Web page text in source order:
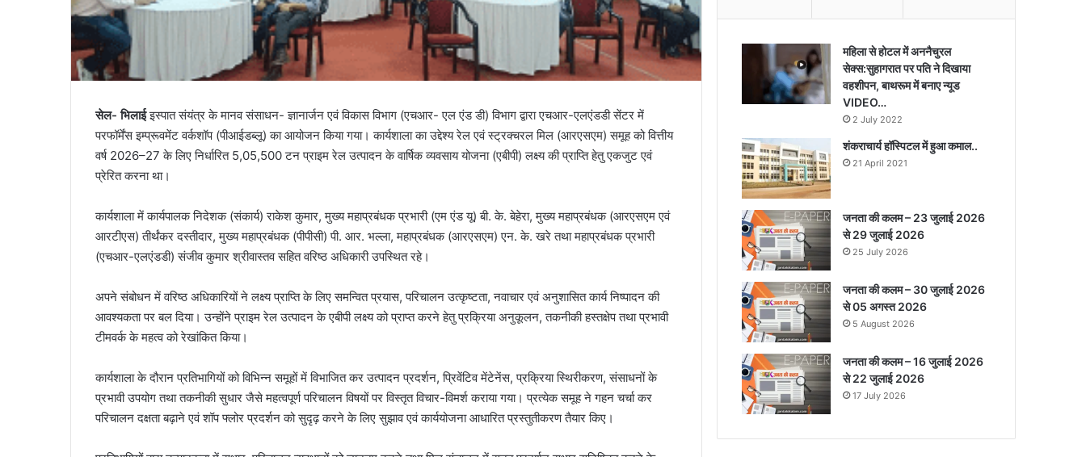
सेल- भिलाईइस्पात संयंत्र के मानव संसाधन- ज्ञानार्जन एवं विकास विभाग (एचआर- एल एंड डी) विभाग द्वारा एचआर-एलएंडडी सेंटर में
परफॉर्मेंस इम्प्रूवमेंट वर्कशॉप (पीआईडब्लू) का आयोजन किया गया। कार्यशाला का उद्देश्य रेल एवं स्ट्रक्चरल मिल (आरएसएम) समूह को वित्तीय
वर्ष 2026–27 के लिए निर्धारित 5,05,500 टन प्राइम रेल उत्पादन के वार्षिक व्यवसाय योजना (एबीपी) लक्ष्य की प्राप्ति हेतु एकजुट एवं
प्रेरित करना था।
कार्यशाला में कार्यपालक निदेशक (संकार्य) राकेश कुमार, मुख्य महाप्रबंधक प्रभारी (एम एंड यू) बी. के. बेहेरा, मुख्य महाप्रबंधक (आरएसएम एवं
आरटीएस) तीर्थंकर दस्तीदार, मुख्य महाप्रबंधक (पीपीसी) पी. आर. भल्ला, महाप्रबंधक (आरएसएम) एन. के. खरे तथा महाप्रबंधक प्रभारी
(एचआर-एलएंडडी) संजीव कुमार श्रीवास्तव सहित वरिष्ठ अधिकारी उपस्थित रहे।
अपने संबोधन में वरिष्ठ अधिकारियों ने लक्ष्य प्राप्ति के लिए समन्वित प्रयास, परिचालन उत्कृष्टता, नवाचार एवं अनुशासित कार्य निष्पादन की
आवश्यकता पर बल दिया। उन्होंने प्राइम रेल उत्पादन के एबीपी लक्ष्य को प्राप्त करने हेतु प्रक्रिया अनुकूलन, तकनीकी हस्तक्षेप तथा प्रभावी
टीमवर्क के महत्व को रेखांकित किया।
कार्यशाला के दौरान प्रतिभागियों को विभिन्न समूहों में विभाजित कर उत्पादन प्रदर्शन, प्रिवेंटिव मेंटेनेंस, प्रक्रिया स्थिरीकरण, संसाधनों के
प्रभावी उपयोग तथा तकनीकी सुधार जैसे महत्वपूर्ण परिचालन विषयों पर विस्तृत विचार-विमर्श कराया गया। प्रत्येक समूह ने गहन चर्चा कर
परिचालन दक्षता बढ़ाने एवं शॉप फ्लोर प्रदर्शन को सुदृढ़ करने के लिए सुझाव एवं कार्ययोजना आधारित प्रस्तुतीकरण तैयार किए।
महिला से होटल में अननैचुरल
सेक्स:सुहागरात पर पति ने दिखाया
वहशीपन, बाथरूम में बनाए न्यूड
VIDEO…
2 July 2022
शंकराचार्य हॉस्पिटल में हुआ कमाल..
21 April 2021
जनता की कलम – 23 जुलाई 2026
से 29 जुलाई 2026
25 July 2026
जनता की कलम – 30 जुलाई 2026
से 05 अगस्त 2026
5 August 2026
जनता की कलम – 16 जुलाई 2026
से 22 जुलाई 2026
17 July 2026